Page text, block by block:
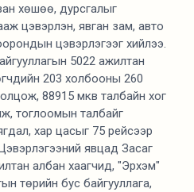
хөшөө, дурсгалыг
цэвэрлэн, явган зам, авто
цэвэрлэгээг хийлээ.
5022 ажилтан
203 холбооны 260
88915 мкв талбайн хог
тоглоомын талбайг
хар цасыг 75 рейсээр
явцад Засаг
албан хаагчид, "Эрхэм"
төрийн бус байгууллага,